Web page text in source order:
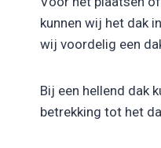
kunnen wij het dak
wij voordelig een
Bij een hellend dak
betrekking tot het